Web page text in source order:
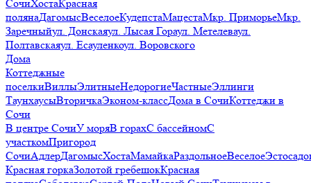
СочиХостаКрасная
полянаДагомысВеселоеКудепстаМацестаМкр. ПриморьеМкр.
Заречныйул. Донскаяул. Лысая Гораул. Метелеваул.
Полтавскаяул. Есауленкоул. Воровского
Дома
Коттеджные
поселкиВиллыЭлитныеНедорогиеЧастныеЭллинги
ТаунхаусыВторичкаЭконом-классДома в СочиКоттеджи в
Сочи
В центре СочиУ моряВ горахС бассейномС
участкомПригород
СочиАдлерДагомысХостаМамайкаРаздольноеВеселое
Красная горкаЗолотой гребешокКрасная